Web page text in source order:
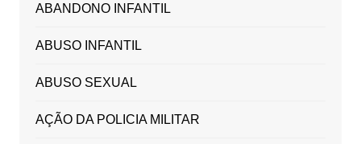
ABANDONO INFANTIL
ABUSO INFANTIL
ABUSO SEXUAL
AÇÃO DA POLICIA MILITAR